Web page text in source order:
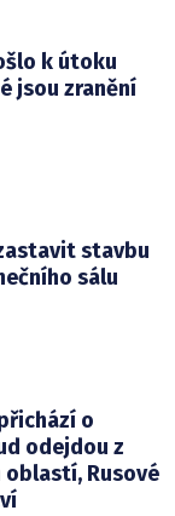
k útoku
jsou zranění
stavbu
sálu
o
odejdou z
Rusové